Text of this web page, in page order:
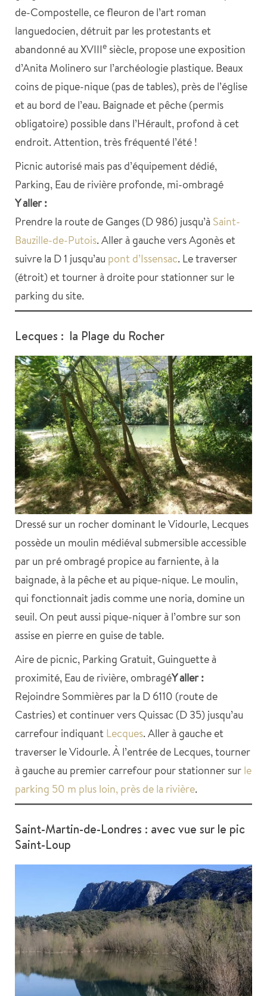
de-Compostelle, ce fleuron de l’art roman
languedocien, détruit par les protestants et
abandonné au XVIIIe siècle, propose une exposition
d’Anita Molinero sur l’archéologie plastique. Beaux
coins de pique-nique (pas de tables), près de l’église
et au bord de l’eau. Baignade et pêche (permis
obligatoire) possible dans l’Hérault, profond à cet
endroit. Attention, très fréquenté l’été !
Picnic autorisé mais pas d’équipement dédié,
Parking, Eau de rivière profonde, mi-ombragé
Y aller :
Prendre la route de Ganges (D 986) jusqu’à Saint-
Bauzille-de-Putois. Aller à gauche vers Agonès et
suivre la D 1 jusqu’au pont d’Issensac. Le traverser
(étroit) et tourner à droite pour stationner sur le
parking du site.
Lecques : la Plage du Rocher
Dressé sur un rocher dominant le Vidourle, Lecques
possède un moulin médiéval submersible accessible
par un pré ombragé propice au farniente, à la
baignade, à la pêche et au pique-nique. Le moulin,
qui fonctionnait jadis comme une noria, domine un
seuil. On peut aussi pique-niquer à l’ombre sur son
assise en pierre en guise de table.
Aire de picnic, Parking Gratuit, Guinguette à
proximité, Eau de rivière, ombragéY aller :
Rejoindre Sommières par la D 6110 (route de
Castries) et continuer vers Quissac (D 35) jusqu’au
carrefour indiquant Lecques. Aller à gauche et
traverser le Vidourle. À l’entrée de Lecques, tourner
à gauche au premier carrefour pour stationner sur le
parking 50 m plus loin, près de la rivière.
Saint-Martin-de-Londres : avec vue sur le pic
Saint-Loup